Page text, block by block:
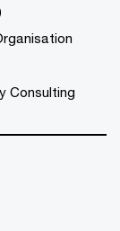
Consulting